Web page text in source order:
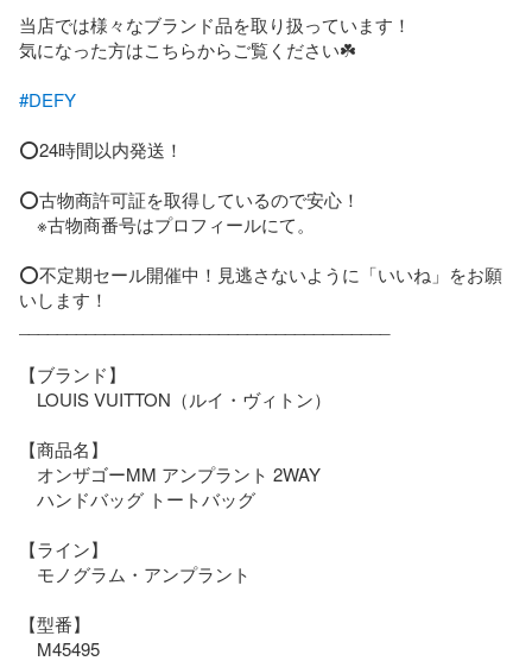
当店では様々なブランド品を取り扱っています！
気になった方はこちらからご覧ください☘️
#DEFY
⭕️24時間以内発送！
⭕️古物商許可証を取得しているので安心！
※古物商番号はプロフィールにて。
⭕️不定期セール開催中！見逃さないように「いいね」をお願
いします！
【ブランド】
LOUIS VUITTON（ルイ・ヴィトン）
【商品名】
オンザゴーMM アンプラント 2WAY
ハンドバッグ トートバッグ
【ライン】
モノグラム・アンプラント
【型番】
M45495